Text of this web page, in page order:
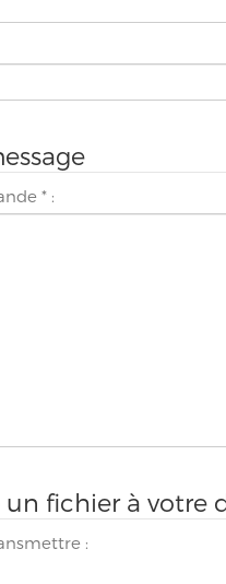
* :
un fichier à votre
Fichier à transmettre :